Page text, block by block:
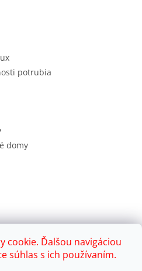
cookie. Ďalšou navigáciou
súhlas s ich používaním.
potrubia
domy